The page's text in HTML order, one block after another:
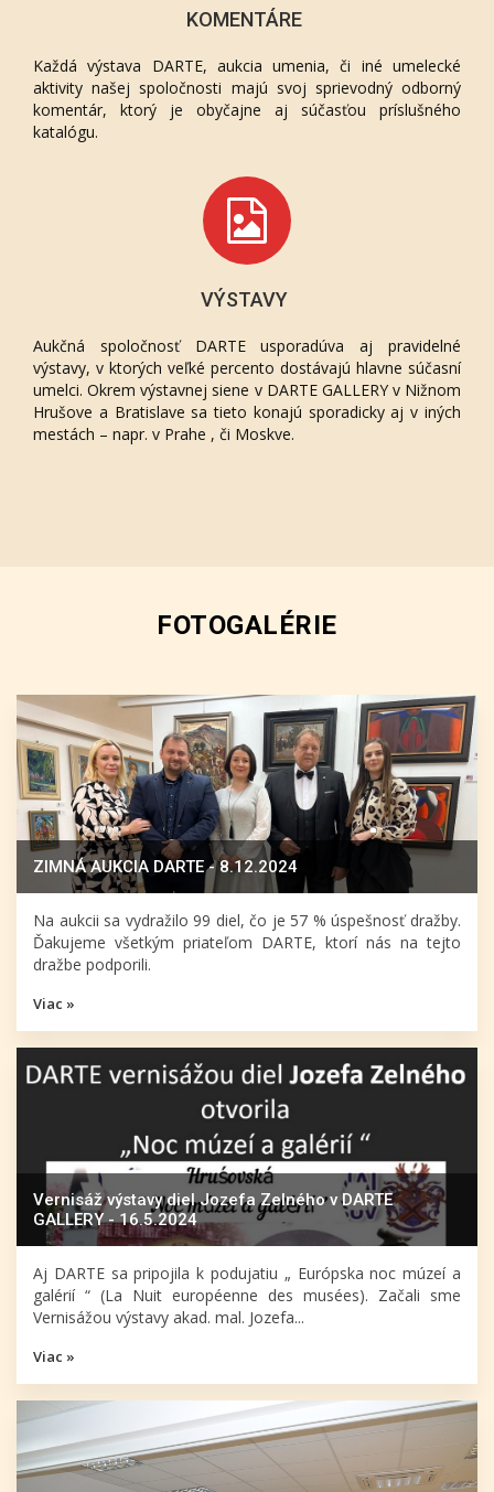
KOMENTÁRE
Každá výstava DARTE, aukcia umenia, či iné umelecké
aktivity našej spoločnosti majú svoj sprievodný odborný
komentár, ktorý je obyčajne aj súčasťou príslušného
katalógu.
VÝSTAVY
Aukčná spoločnosť DARTE usporadúva aj pravidelné
výstavy, v ktorých veľké percento dostávajú hlavne súčasní
umelci. Okrem výstavnej siene v DARTE GALLERY v Nižnom
Hrušove a Bratislave sa tieto konajú sporadicky aj v iných
mestách – napr. v Prahe , či Moskve.
FOTOGALÉRIE
ZIMNÁ AUKCIA DARTE - 8.12.2024
Na aukcii sa vydražilo 99 diel, čo je 57 % úspešnosť dražby.
Ďakujeme všetkým priateľom DARTE, ktorí nás na tejto
dražbe podporili.
Viac »
Vernisáž výstavy diel Jozefa Zelného v DARTE
GALLERY - 16.5.2024
Aj DARTE sa pripojila k podujatiu „ Európska noc múzeí a
galérií “ (La Nuit européenne des musées). Začali sme
Vernisážou výstavy akad. mal. Jozefa...
Viac »